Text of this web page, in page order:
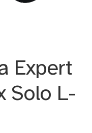
Expert
Solo L-